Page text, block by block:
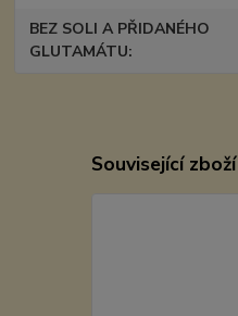
BEZ SOLI A PŘIDANÉHO
GLUTAMÁTU
Související zboží